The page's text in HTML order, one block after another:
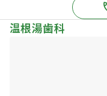
温根湯歯科